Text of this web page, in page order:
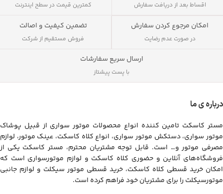
اقساط بعد از دریافت سفارش کمترین قیمت در سطح اینترنت
امکان مرجوع کردن سفارش
در صورت عدم رضایت
تضمین کیفیت و اصالت
فروش مستقیم از شرکت
ارسال سریع سفارشات
با پست پیشتاز
درباره ی ما
مستر کاسکت تامین کننده انواع محصولات موتور سواری از قبیل پوشاک
موتور سواری، دستکش موتور سواری، انواع کلاه کاسکت، عینک موتور، لوازم
مصرفی موتور و… است. قابل توجه مشتریان محترم، مستر کاسکت یکی از
فروشگاه‌های آنلاین و حضوری کلاه کاسکت و لوازم موتورسواری است که
امکان خرید قسطی کلاه کاسکت، خرید قسطی موتور سیکلت و لوازم جانبی
موتورسیکلت را برای مشتریان خود فراهم کرده است.